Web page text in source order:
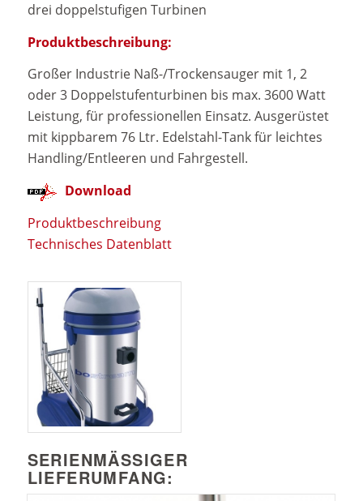
drei doppelstufigen Turbinen
Produktbeschreibung:
Großer Industrie Naß-/Trockensauger mit 1, 2
oder 3 Doppelstufenturbinen bis max. 3600 Watt
Leistung, für professionellen Einsatz. Ausgerüstet
mit kippbarem 76 Ltr. Edelstahl-Tank für leichtes
Handling/Entleeren und Fahrgestell.
Download
Produktbeschreibung
Technisches Datenblatt
SERIENMÄSSIGER L
IEFERUMFANG: